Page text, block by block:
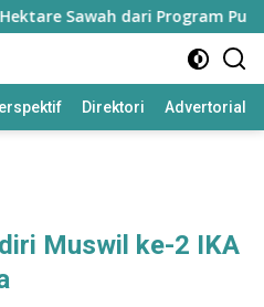
Sawah dari Program Pusat
Direktori Advertorial
Muswil ke-2 IKA